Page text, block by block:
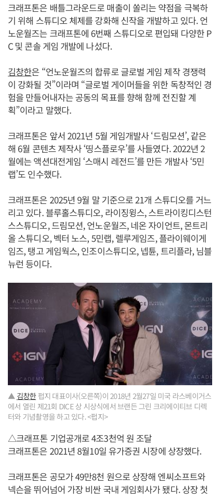
크래프톤은 배틀그라운드로 매출이 쏠리는 약점을 극복하
기 위해 스튜디오 체제를 강화해 신작을 개발하고 있다. 언
노운월즈는 크래프톤에 6번째 스튜디오로 편입돼 다양한 P
C 및 콘솔 게임 개발에 나섰다.
김창한은 “언노운월즈의 합류로 글로벌 게임 제작 경쟁력
이 강화될 것”이라며 “글로벌 게이머들을 위한 독창적인 경
험을 만들어내자는 공동의 목표를 향해 함께 전진할 계
획”이라고 말했다.
크래프톤은 앞서 2021년 5월 게임개발사 ‘드림모션’, 같은
해 6월 콘텐츠 제작사 ‘띵스플로우’를 사들였다. 2022년 2
월에는 액션대전게임 ‘스매시 레전드’를 만든 개발사 ‘5민
랩’도 인수했다.
크래프톤은 2025년 9월 말 기준으로 21개 스튜디오를 거느
리고 있다. 블루홀스튜디오, 라이징윙스, 스트라이킹디스턴
스스튜디오, 드림모션, 언노운월즈, 네온 자이언트, 몬트리
올 스튜디오, 벡터 노스, 5민랩, 렐루게임즈, 플라이웨이게
임즈, 탱고 게임웍스, 인조이스튜디오, 넵튠, 트리플라, 님블
뉴런 등이다.
▲ 김창한펍지 대표이사(오른쪽)이 2018년 2월27일 미국 라스베이거스
에서 열린 제21회 DICE 상 시상식에서 브랜든 그린 크리에이티브 디렉
터와 기념촬영을 하고 있다. <펍지>
△크래프톤 기업공개로 4조3천억 원 조달
크래프톤은 2021년 8월10일 유가증권 시장에 상장했다.
크래프톤은 공모가 49만8천 원으로 상장해 엔씨소프트와
넥슨을 뛰어넘어 가장 비싼 국내 게임회사가 됐다. 상장 첫